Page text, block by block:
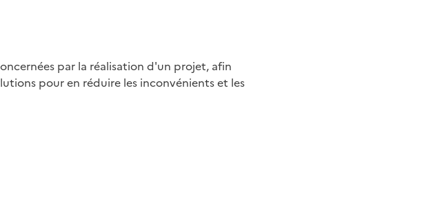
par la réalisation d'un projet, afin
pour en réduire les inconvénients et les